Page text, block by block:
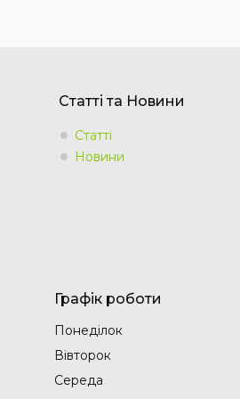
Статті та Новини
Статті
Новини
Графік роботи
Понеділок
Вівторок
Середа